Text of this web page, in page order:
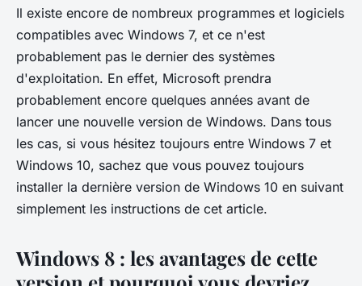
Il existe encore de nombreux programmes et logiciels
compatibles avec Windows 7, et ce n'est
probablement pas le dernier des systèmes
d'exploitation. En effet, Microsoft prendra
probablement encore quelques années avant de
lancer une nouvelle version de Windows. Dans tous
les cas, si vous hésitez toujours entre Windows 7 et
Windows 10, sachez que vous pouvez toujours
installer la dernière version de Windows 10 en suivant
simplement les instructions de cet article.
Windows 8 : les avantages de cette